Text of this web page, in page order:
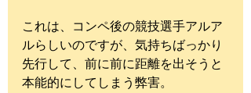
これは、コンペ後の競技選手アルア
ルらしいのですが、気持ちばっかり
先行して、前に前に距離を出そうと
本能的にしてしまう弊害。